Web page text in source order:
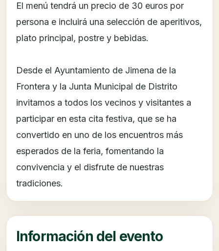
El menú tendrá un precio de 30 euros por
persona e incluirá una selección de aperitivos,
plato principal, postre y bebidas.
Desde el Ayuntamiento de Jimena de la
Frontera y la Junta Municipal de Distrito
invitamos a todos los vecinos y visitantes a
participar en esta cita festiva, que se ha
convertido en uno de los encuentros más
esperados de la feria, fomentando la
convivencia y el disfrute de nuestras
tradiciones.
Información del evento